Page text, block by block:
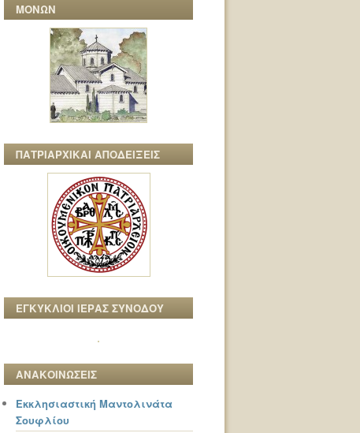
ΜΟΝΩΝ
ΠΑΤΡΙΑΡΧΙΚΑΙ ΑΠΟΔΕΙΞΕΙΣ
ΕΓΚΥΚΛΙΟΙ ΙΕΡΑΣ ΣΥΝΟΔΟΥ
ΑΝΑΚΟΙΝΩΣΕΙΣ
Εκκλησιαστική Μαντολινάτα
Σουφλίου